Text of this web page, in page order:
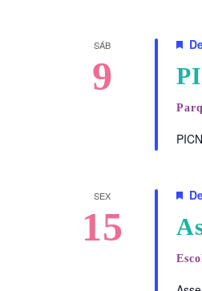
SÁB
9
SEX
15